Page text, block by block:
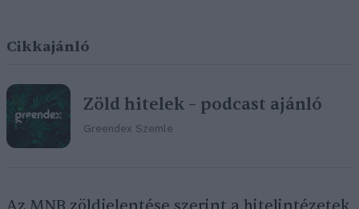
Cikkajánló
Zöld hitelek – podcast ajánló
Greendex Szemle